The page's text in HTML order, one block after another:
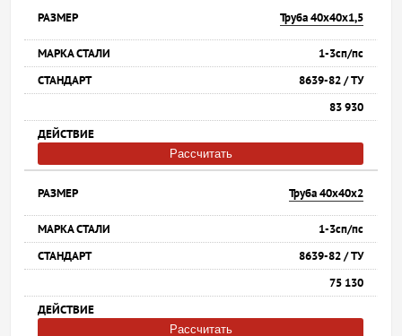
Труба 40х40х1,5
1-3сп/пс
8639-82 / ТУ
83 930
Рассчитать
Труба 40х40х2
1-3сп/пс
8639-82 / ТУ
75 130
Рассчитать